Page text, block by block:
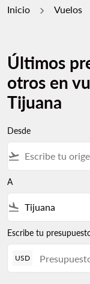
Inicio Vuelos
Últimos
otros en
Tijuana
Desde
flight_takeoff
A
flight_land
Escribe tu
USD